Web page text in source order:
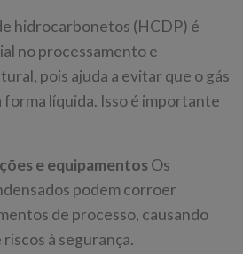
hidrocarbonetos (HCDP) é
no processamento e
pois ajuda a evitar que o gás
forma líquida. Isso é importante
e equipamentosOs
podem corroer
de processo, causando
à segurança.